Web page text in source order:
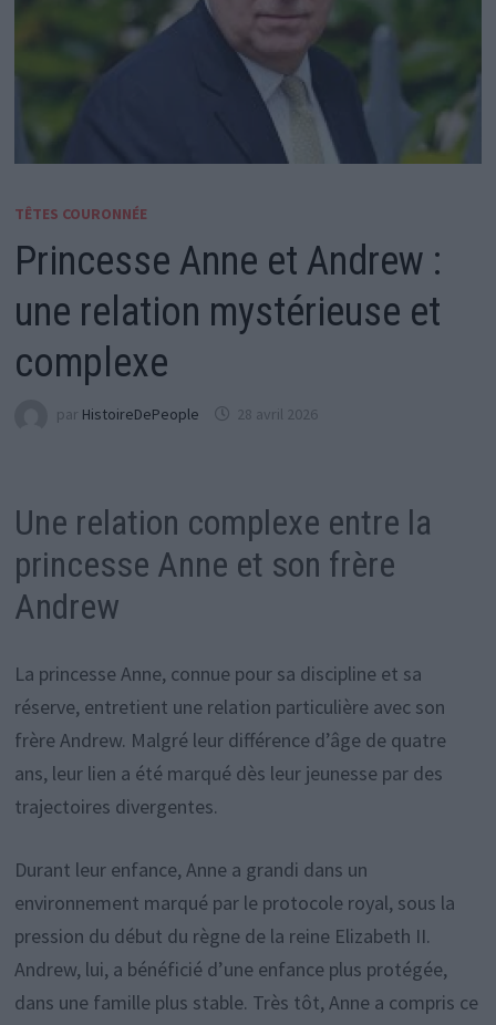
TÊTES COURONNÉE
Princesse Anne et Andrew :
une relation mystérieuse et
complexe
par HistoireDePeople 28 avril 2026
Une relation complexe entre la
princesse Anne et son frère
Andrew
La princesse Anne, connue pour sa discipline et sa
réserve, entretient une relation particulière avec son
frère Andrew. Malgré leur différence d’âge de quatre
ans, leur lien a été marqué dès leur jeunesse par des
trajectoires divergentes.
Durant leur enfance, Anne a grandi dans un
environnement marqué par le protocole royal, sous la
pression du début du règne de la reine Elizabeth II.
Andrew, lui, a bénéficié d’une enfance plus protégée,
dans une famille plus stable. Très tôt, Anne a compris ce